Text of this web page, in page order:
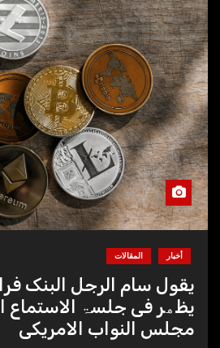
أخبار المقالات
یقول سام الرجل البنک
یظھر فی جلسۃ الاستماع
مجلس النواب الامریکی